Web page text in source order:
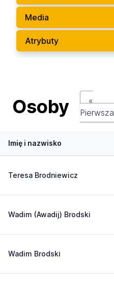
Media
Atrybuty
Osoby
«
Pierwsza
Imię i nazwisko
Teresa Brodniewicz
Wadim (Awadij) Brodski
Wadim Brodski